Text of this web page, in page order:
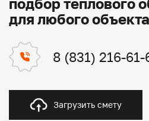
для любого объекта
8 (831) 216-61-
Загрузить смету